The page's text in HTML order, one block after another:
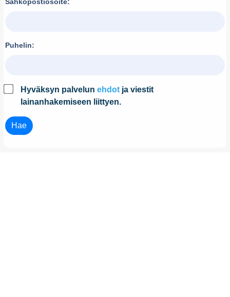
Puhelin:
Hyväksyn palvelun ehdot ja viestit
lainanhakemiseen liittyen.
Hae